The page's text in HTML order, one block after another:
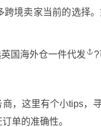
境卖家当前的选择
英国海外仓一件代发 ?
，这里有个小tips，
单的准确性。